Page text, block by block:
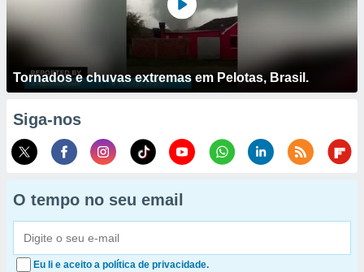
Tornados e chuvas extremas em Pelotas, Brasil.
Siga-nos
O tempo no seu email
Eu li e aceito a política de privacidade.